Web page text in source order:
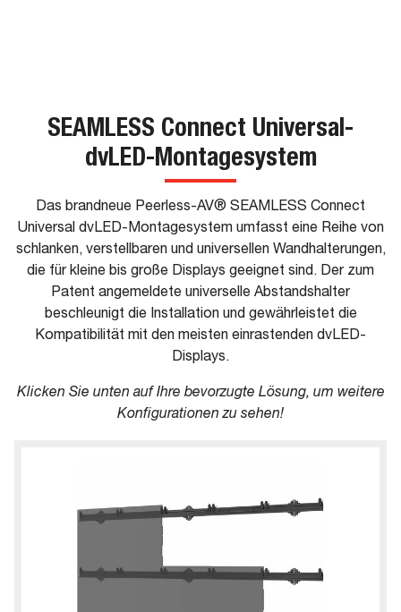
SEAMLESS Connect Universal-
dvLED-Montagesystem
Das brandneue Peerless-AV® SEAMLESS Connect
Universal dvLED-Montagesystem umfasst eine Reihe von
schlanken, verstellbaren und universellen Wandhalterungen,
die für kleine bis große Displays geeignet sind. Der zum
Patent angemeldete universelle Abstandshalter
beschleunigt die Installation und gewährleistet die
Kompatibilität mit den meisten einrastenden dvLED-
Displays.
Klicken Sie unten auf Ihre bevorzugte Lösung, um weitere
Konfigurationen zu sehen!